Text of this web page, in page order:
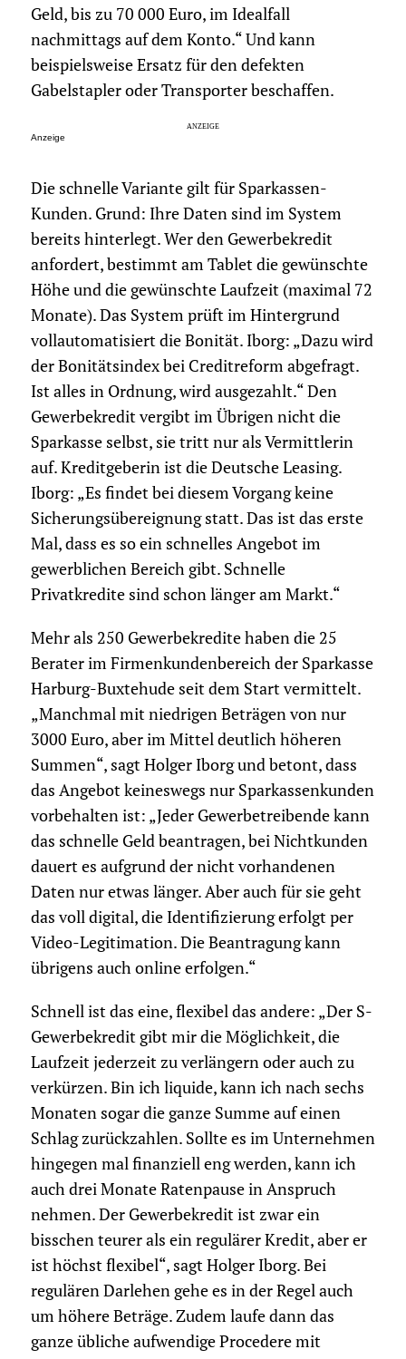
Geld, bis zu 70 000 Euro, im Idealfall
nachmittags auf dem Konto.“ Und kann
beispielsweise Ersatz für den defekten
Gabelstapler oder Transporter beschaffen.
Anzeige
Die schnelle Variante gilt für Sparkassen-
Kunden. Grund: Ihre Daten sind im System
bereits hinterlegt. Wer den Gewerbekredit
anfordert, bestimmt am Tablet die gewünschte
Höhe und die gewünschte Laufzeit (maximal 72
Monate). Das System prüft im Hintergrund
vollautomatisiert die Bonität. Iborg: „Dazu wird
der Bonitätsindex bei Creditreform abgefragt.
Ist alles in Ordnung, wird ausgezahlt.“ Den
Gewerbekredit vergibt im Übrigen nicht die
Sparkasse selbst, sie tritt nur als Vermittlerin
auf. Kreditgeberin ist die Deutsche Leasing.
Iborg: „Es findet bei diesem Vorgang keine
Sicherungsübereignung statt. Das ist das erste
Mal, dass es so ein schnelles Angebot im
gewerblichen Bereich gibt. Schnelle
Privatkredite sind schon länger am Markt.“
Mehr als 250 Gewerbekredite haben die 25
Berater im Firmenkundenbereich der Sparkasse
Harburg-Buxtehude seit dem Start vermittelt.
„Manchmal mit niedrigen Beträgen von nur
3000 Euro, aber im Mittel deutlich höheren
Summen“, sagt Holger Iborg und betont, dass
das Angebot keineswegs nur Sparkassenkunden
vorbehalten ist: „Jeder Gewerbetreibende kann
das schnelle Geld beantragen, bei Nichtkunden
dauert es aufgrund der nicht vorhandenen
Daten nur etwas länger. Aber auch für sie geht
das voll digital, die Identifizierung erfolgt per
Video-Legitimation. Die Beantragung kann
übrigens auch online erfolgen.“
Schnell ist das eine, flexibel das andere: „Der S-
Gewerbekredit gibt mir die Möglichkeit, die
Laufzeit jederzeit zu verlängern oder auch zu
verkürzen. Bin ich liquide, kann ich nach sechs
Monaten sogar die ganze Summe auf einen
Schlag zurückzahlen. Sollte es im Unternehmen
hingegen mal finanziell eng werden, kann ich
auch drei Monate Ratenpause in Anspruch
nehmen. Der Gewerbekredit ist zwar ein
bisschen teurer als ein regulärer Kredit, aber er
ist höchst flexibel“, sagt Holger Iborg. Bei
regulären Darlehen gehe es in der Regel auch
um höhere Beträge. Zudem laufe dann das
ganze übliche aufwendige Procedere mit